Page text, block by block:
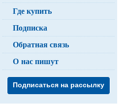
Где купить
Подписка
Обратная связь
О нас пишут
Подписаться на рассылку